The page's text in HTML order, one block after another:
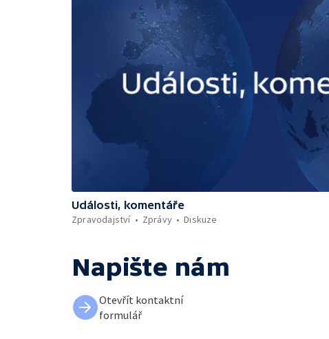
Události, komentáře
Zpravodajství
Zprávy Diskuze
Napište nám
Otevřít kontaktní
formulář